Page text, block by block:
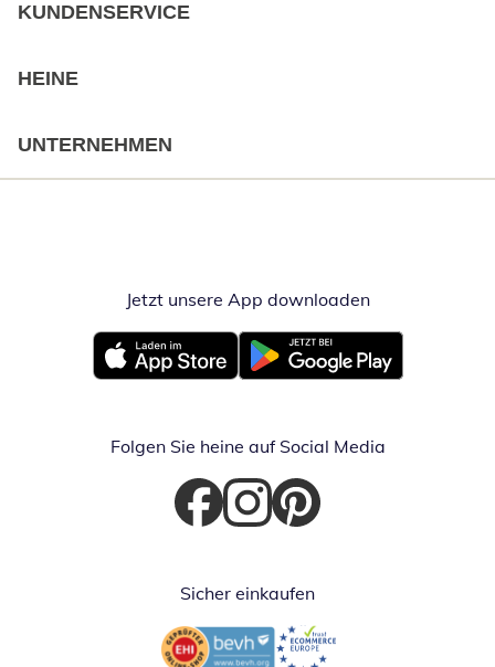
KUNDENSERVICE
HEINE
UNTERNEHMEN
Jetzt unsere App downloadenÖffnet in
Öffnet in neuem FensterÖffnet in neuem Fenster
Folgen Sie heine auf Social Media
Öffnet in neuem Fenster
Öffnet in neuem Fenster
Öffnet in neuem Fenster
Sicher einkaufen